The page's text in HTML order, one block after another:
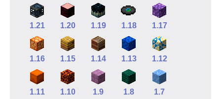
1.21 1.20 1.19 1.18 1.17
1.16 1.15 1.14 1.13 1.12
1.11 1.10 1.9 1.8 1.7